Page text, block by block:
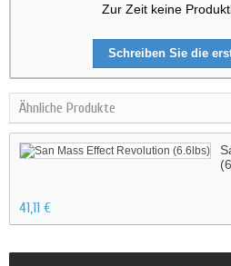
Zur Zeit keine
Schreiben Sie die
Ähnliche Produkte
41,11 €